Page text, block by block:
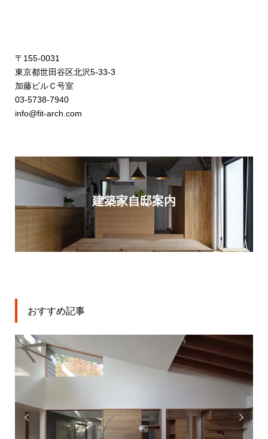
〒155-0031
東京都世田谷区北沢5-33-3
加藤ビルＣ号室
03-5738-7940
info@fit-arch.com
建築家自邸案内
おすすめ記事
 